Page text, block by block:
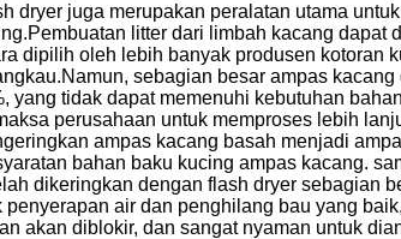
dryer juga merupakan peralatan utama
litter dari limbah kacang dapat
dipilih oleh lebih banyak produsen kotoran
sebagian besar ampas
yang tidak dapat memenuhi kebutuhan
perusahaan untuk memproses lebih
ampas kacang basah menjadi
bahan baku kucing ampas kacang.
dikeringkan dengan flash dryer sebagian
penyerapan air dan penghilang bau yang
akan diblokir, dan sangat nyaman untuk